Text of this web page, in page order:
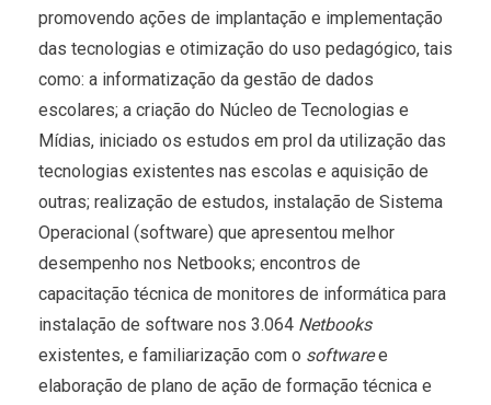
promovendo ações de implantação e implementação
das tecnologias e otimização do uso pedagógico, tais
como: a informatização da gestão de dados
escolares; a criação do Núcleo de Tecnologias e
Mídias, iniciado os estudos em prol da utilização das
tecnologias existentes nas escolas e aquisição de
outras; realização de estudos, instalação de Sistema
Operacional (software) que apresentou melhor
desempenho nos Netbooks; encontros de
capacitação técnica de monitores de informática para
instalação de software nos 3.064 Netbooks
existentes, e familiarização com o softwaree
elaboração de plano de ação de formação técnica e